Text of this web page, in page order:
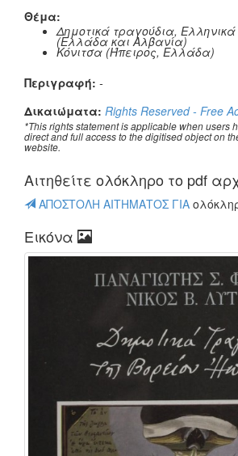
Θέμα:
Δημοτικά τραγούδια,
(Ελλάδα και Αλβανία)
Κόνιτσα (Ήπειρος, Ελλάδα)
Περιγραφή: -
Δικαιώματα: Rights Reserved - Free
*This rights statement is applicable when users
direct and full access to the digitised object on
website.
Αιτηθείτε oλόκληρο το pdf
ΑΠΟΣΤΟΛΗ ΑΙΤΗΜΑΤΟΣ ΓΙΑ
Εικόνα